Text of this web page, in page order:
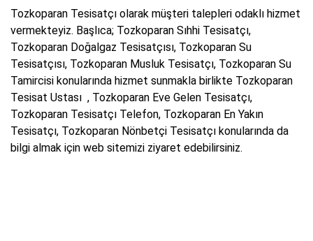
Tozkoparan Tesisatçı olarak müşteri talepleri odaklı hizmet
vermekteyiz. Başlıca; Tozkoparan Sıhhi Tesisatçı,
Tozkoparan Doğalgaz Tesisatçısı, Tozkoparan Su
Tesisatçısı, Tozkoparan Musluk Tesisatçı, Tozkoparan Su
Tamircisi konularında hizmet sunmakla birlikte Tozkoparan
Tesisat Ustası , Tozkoparan Eve Gelen Tesisatçı,
Tozkoparan Tesisatçı Telefon, Tozkoparan En Yakın
Tesisatçı, Tozkoparan Nönbetçi Tesisatçı konularında da
bilgi almak için web sitemizi ziyaret edebilirsiniz.